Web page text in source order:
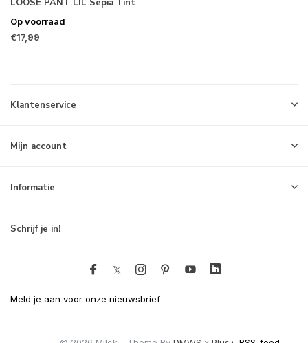
Op voorraad
€17,99
Klantenservice
Mijn account
Informatie
Schrijf je in!
Meld je aan voor onze nieuwsbrief